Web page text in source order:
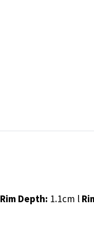
Rim Depth: 1.1cm l